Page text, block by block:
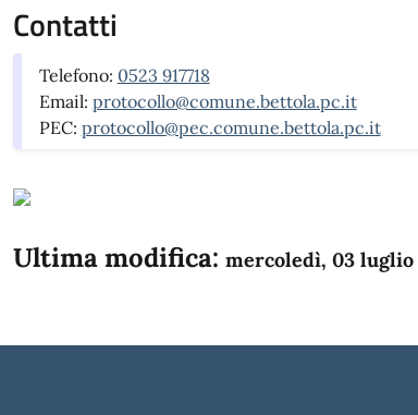
Contatti
Telefono: 0523 917718
Email: protocollo@comune.bettola.pc.it
PEC: protocollo@pec.comune.bettola.pc.it
Ultima modifica: mercoledì, 03 luglio